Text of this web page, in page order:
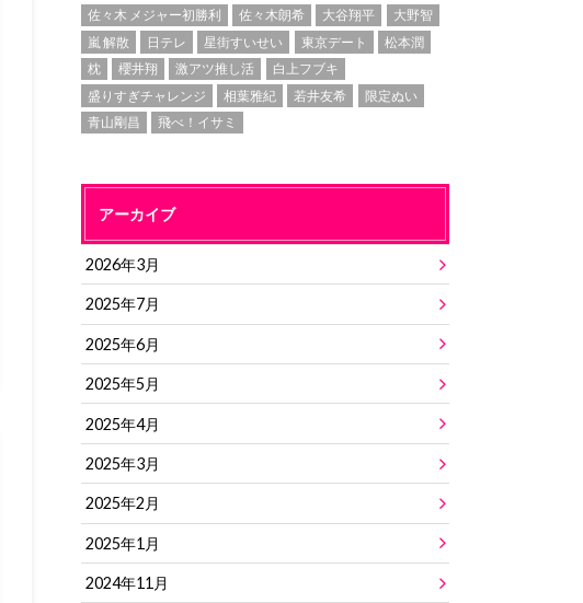
佐々木 メジャー初勝利
佐々木朗希 大谷翔平
大野智
嵐 解散
日テレ 星街すいせい 東京デート
松本潤
枕
櫻井翔 激アツ推し活
白上フブキ
盛りすぎチャレンジ
相葉雅紀 若井友希
限定ぬい
青山剛昌
飛べ！イサミ
アーカイブ
2026年3月
2025年7月
2025年6月
2025年5月
2025年4月
2025年3月
2025年2月
2025年1月
2024年11月